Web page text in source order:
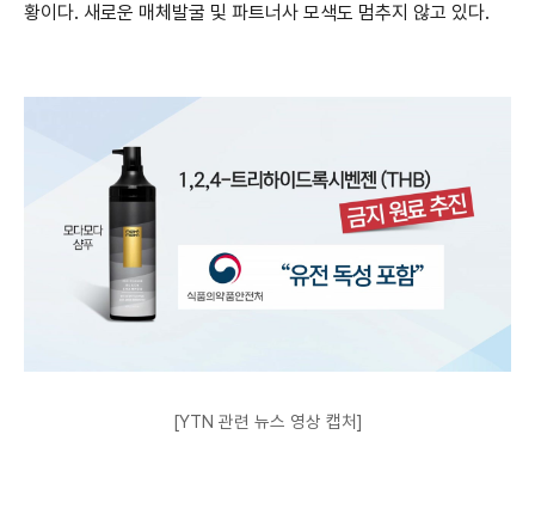
황이다. 새로운 매체발굴 및 파트너사 모색도 멈추지 않고 있다.
[YTN 관련 뉴스 영상 캡처]